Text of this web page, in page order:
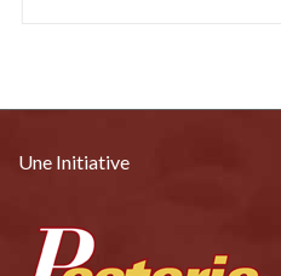
Une Initiative